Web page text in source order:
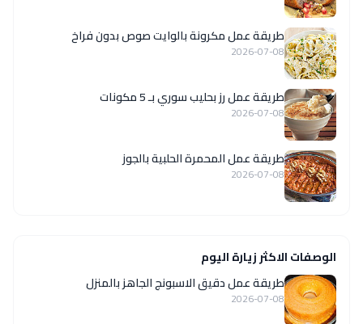
طريقة عمل مكرونة بالوايت صوص بدون فراخ
2026-07-08
طريقة عمل رز بحليب سوري بـ 5 مكونات
2026-07-08
طريقة عمل المحمرة الحلبية بالجوز
2026-07-08
الوصفات الاكثر زيارة اليوم
طريقة عمل دقيق الاسبونج الجاهز بالمنزل
2026-07-08